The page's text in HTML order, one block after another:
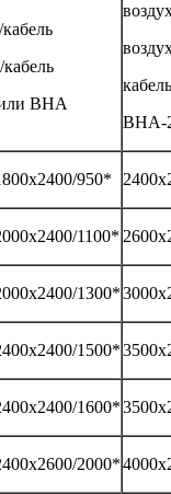
ВНА
ВНА-
950*
1100*
1300*
1500*
1600*
2000*